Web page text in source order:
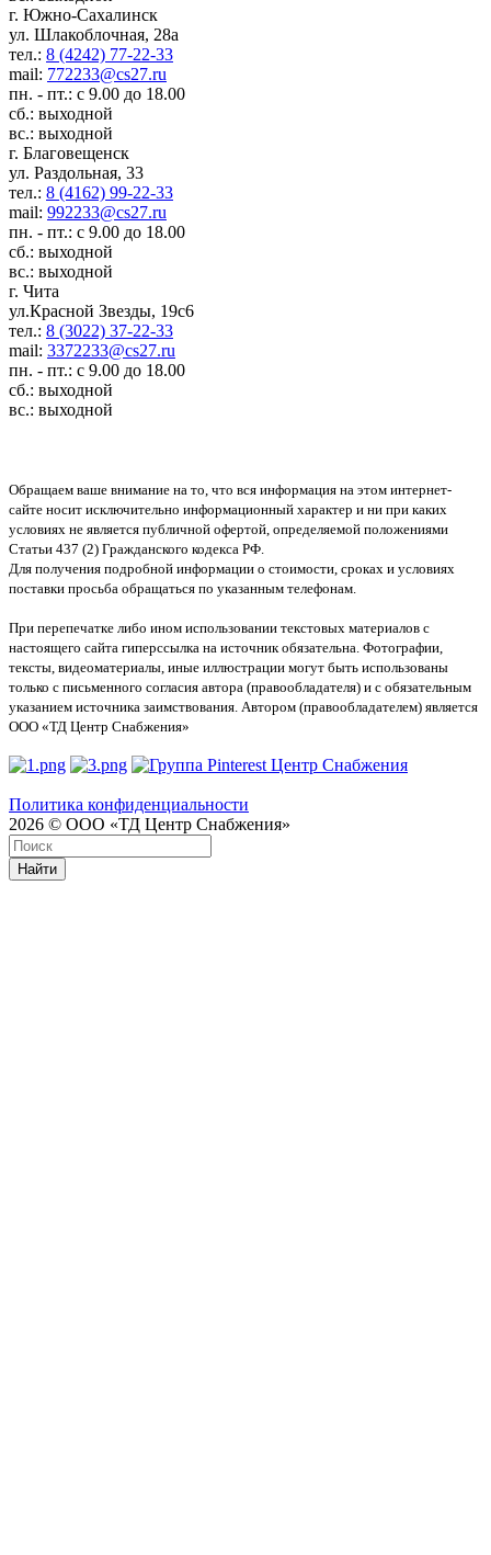
г. Южно-Сахалинск
ул. Шлакоблочная, 28а
тел.: 8 (4242) 77-22-33
mail: 772233@cs27.ru
пн. - пт.: с 9.00 до 18.00
сб.: выходной
вс.: выходной
г. Благовещенск
ул. Раздольная, 33
тел.: 8 (4162) 99-22-33
mail: 992233@cs27.ru
пн. - пт.: с 9.00 до 18.00
сб.: выходной
вс.: выходной
г. Чита
ул.Красной Звезды, 19с6
тел.: 8 (3022) 37-22-33
mail: 3372233@cs27.ru
пн. - пт.: с 9.00 до 18.00
сб.: выходной
вс.: выходной
Обращаем ваше внимание на то, что вся информация на этом интернет-
сайте носит исключительно информационный характер и ни при каких
условиях не является публичной офертой, определяемой положениями
Статьи 437 (2) Гражданского кодекса РФ.
Для получения подробной информации о стоимости, сроках и условиях
поставки просьба обращаться по указанным телефонам.
При перепечатке либо ином использовании текстовых материалов с
настоящего сайта гиперссылка на источник обязательна. Фотографии,
тексты, видеоматериалы, иные иллюстрации могут быть использованы
только с письменного согласия автора (правообладателя) и с обязательным
указанием источника заимствования. Автором (правообладателем) является
ООО «ТД Центр Снабжения»
Политика конфиденциальности
2026 © ООО «ТД Центр Снабжения»
Найти